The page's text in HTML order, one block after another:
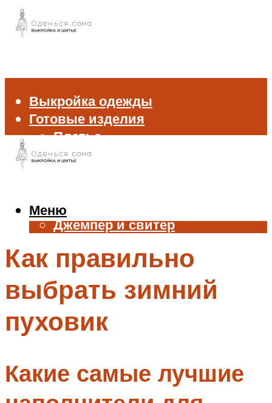
Выкройка одежды
Готовые изделия
Платье
Брюки
Жилет
Джемпер и свитер
Аксессуары
Меню
Меню
Как правильно
выбрать зимний
пуховик
Какие самые лучшие